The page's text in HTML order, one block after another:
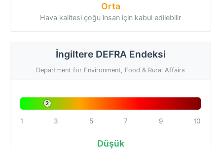
Orta
Hava kalitesi çoğu insan için kabul edilebilir
İngiltere DEFRA Endeksi
Department for Environment, Food & Rural Affairs
2
1 3 5 7 9 10
Düşük